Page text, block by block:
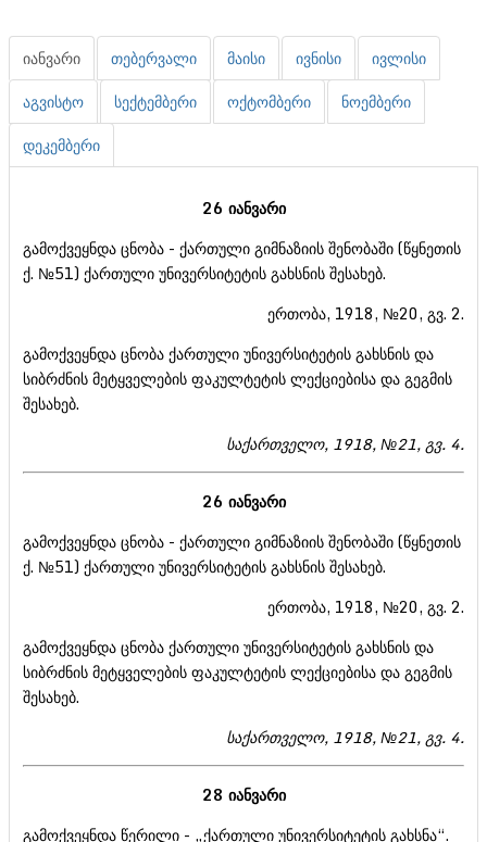
იანვარი თებერვალი მაისი ივნისი
ივლისი
აგვისტო
სექტემბერი ოქტომბერი
ნოემბერი
დეკემბერი
26 იანვარი
გამოქვეყნდა ცნობა - ქართული გიმნაზიის შენობაში (წყნეთის
ქ. №51) ქართული უნივერსიტეტის გახსნის შესახებ.
ერთობა, 1918, №20, გვ. 2.
გამოქვეყნდა ცნობა ქართული უნივერსიტეტის გახსნის და
სიბრძნის მეტყველების ფაკულტეტის ლექციებისა და გეგმის
შესახებ.
საქართველო, 1918, №21, გვ. 4.
26 იანვარი
გამოქვეყნდა ცნობა - ქართული გიმნაზიის შენობაში (წყნეთის
ქ. №51) ქართული უნივერსიტეტის გახსნის შესახებ.
ერთობა, 1918, №20, გვ. 2.
გამოქვეყნდა ცნობა ქართული უნივერსიტეტის გახსნის და
სიბრძნის მეტყველების ფაკულტეტის ლექციებისა და გეგმის
შესახებ.
საქართველო, 1918, №21, გვ. 4.
28 იანვარი
გამოქვეყნდა წერილი - „ქართული უნივერსიტეტის გახსნა“.